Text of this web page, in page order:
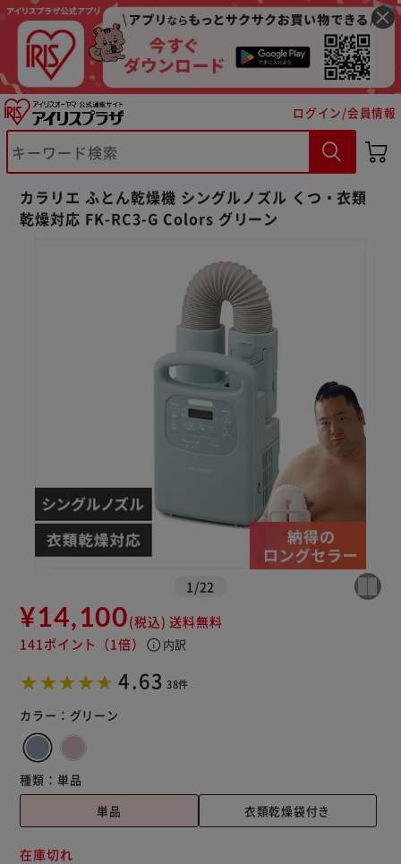
ログイン/会員情報
カラリエ ふとん乾燥機 シングルノズル くつ・衣類
乾燥対応 FK-RC3-G Colors グリーン
1 /22
¥14,100(税込) 送料無料
141ポイント （1倍） info 内訳
4.63 38件
カラー： グリーン
種類： 単品
単品
衣類乾燥袋付き
在庫切れ
※ご確認ください
カートに入れる 購入手続きへ